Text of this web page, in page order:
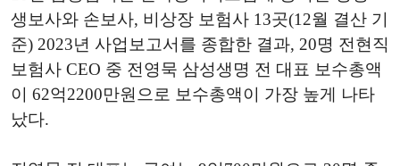
생보사와 손보사, 비상장 보험사 13곳(12월 결산 기
준) 2023년 사업보고서를 종합한 결과, 20명 전현직
보험사 CEO 중 전영묵 삼성생명 전 대표 보수총액
이 62억2200만원으로 보수총액이 가장 높게 나타
났다.